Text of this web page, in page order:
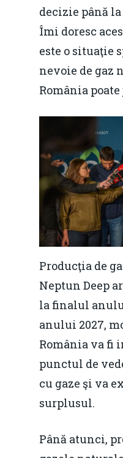
decizie până
Îmi doresc
este o situaţie
nevoie de gaz
România
Producţia de
Neptun Deep
la finalul
anului 2027,
România va fi
punctul de
cu gaze şi va
surplusul.
Până atunci,